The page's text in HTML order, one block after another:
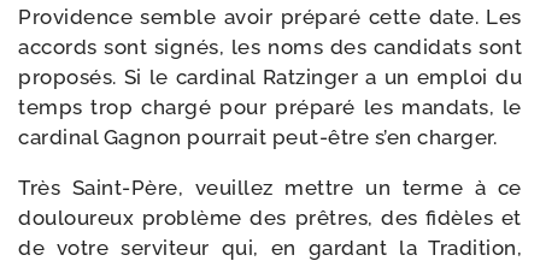
Providence semble avoir pré­pa­ré cette date. Les
accords sont signés, les noms des can­di­dats sont
pro­po­sés. Si le car­di­nal Ratzinger a un emploi du
temps trop char­gé pour pré­pa­ré les man­dats, le
car­di­nal Gagnon pour­rait peut-​être s’en charger.
Très Saint-​Père, veuillez mettre un terme à ce
dou­lou­reux pro­blème des prêtres, des fidèles et
de votre ser­vi­teur qui, en gar­dant la Tradition,